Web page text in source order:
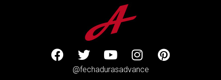
@fechadurasadvance